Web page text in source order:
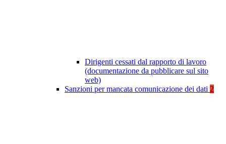
Dirigenti cessati dal rapporto di lavoro
(documentazione da pubblicare sul sito
web)
Sanzioni per mancata comunicazione dei dati 2